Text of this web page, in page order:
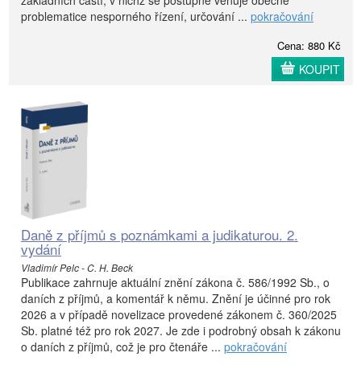
problematice nesporného řízení, určování ... pokračování
Cena: 880 Kč
KOUPIT
Daně z příjmů s poznámkami a judikaturou. 2.
vydání
Vladimír Pelc - C. H. Beck
Publikace zahrnuje aktuální znění zákona č. 586/1992 Sb., o
daních z příjmů, a komentář k němu. Znění je účinné pro rok
2026 a v případě novelizace provedené zákonem č. 360/2025
Sb. platné též pro rok 2027. Je zde i podrobný obsah k zákonu
o daních z příjmů, což je pro čtenáře ... pokračování